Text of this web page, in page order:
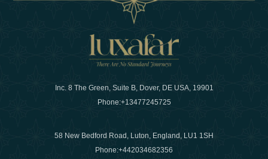
Inc. 8 The Green, Suite B, Dover, DE USA, 19901
Phone:+13477245725
58 New Bedford Road, Luton, England, LU1 1SH
Phone:+442034682356